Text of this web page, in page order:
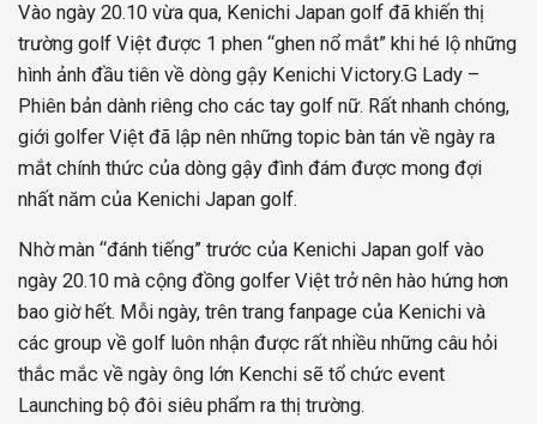
Vào ngày 20.10 vừa qua, Kenichi Japan golf đã khiến thị
trường golf Việt được 1 phen “ghen nổ mắt” khi hé lộ những
hình ảnh đầu tiên về dòng gậy Kenichi Victory.G Lady –
Phiên bản dành riêng cho các tay golf nữ. Rất nhanh chóng,
giới golfer Việt đã lập nên những topic bàn tán về ngày ra
mắt chính thức của dòng gậy đình đám được mong đợi
nhất năm của Kenichi Japan golf.
Nhờ màn “đánh tiếng” trước của Kenichi Japan golf vào
ngày 20.10 mà cộng đồng golfer Việt trở nên hào hứng hơn
bao giờ hết. Mỗi ngày, trên trang fanpage của Kenichi và
các group về golf luôn nhận được rất nhiều những câu hỏi
thắc mắc về ngày ông lớn Kenchi sẽ tổ chức event
Launching bộ đôi siêu phẩm ra thị trường.